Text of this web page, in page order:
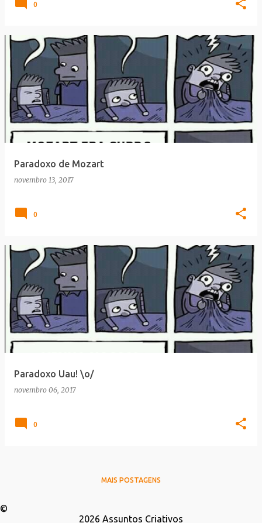
0
Paradoxo de Mozart
novembro 13, 2017
0
Paradoxo Uau! \o/
novembro 06, 2017
0
MAIS POSTAGENS
©
2026 Assuntos Criativos